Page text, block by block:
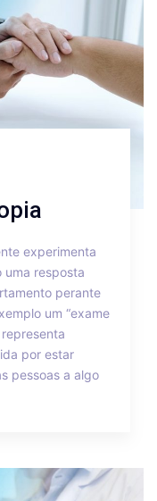
experimenta
uma resposta
perante
um “exame
por estar
pessoas a algo